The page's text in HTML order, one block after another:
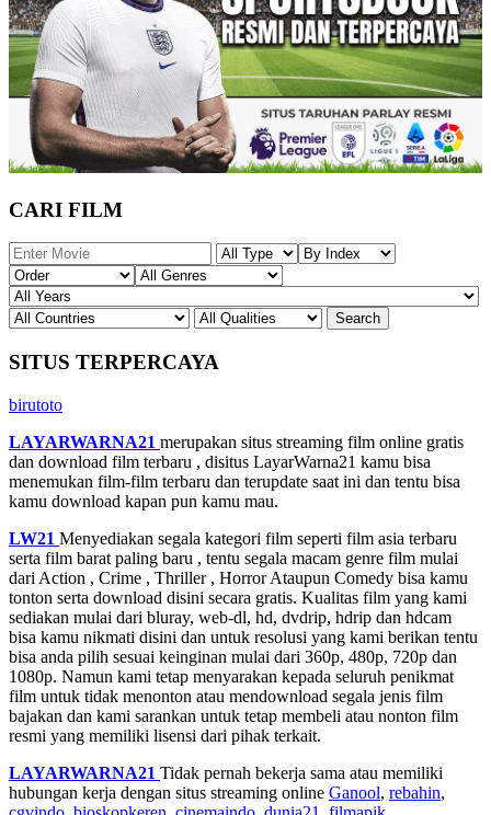
CARI FILM
SITUS TERPERCAYA
birutoto
LAYARWARNA21 merupakan situs streaming film online gratis
dan download film terbaru , disitus LayarWarna21 kamu bisa
menemukan film-film terbaru dan terupdate saat ini dan tentu bisa
kamu download kapan pun kamu mau.
LW21 Menyediakan segala kategori film seperti film asia terbaru
serta film barat paling baru , tentu segala macam genre film mulai
dari Action , Crime , Thriller , Horror Ataupun Comedy bisa kamu
tonton serta download disini secara gratis. Kualitas film yang kami
sediakan mulai dari bluray, web-dl, hd, dvdrip, hdrip dan hdcam
bisa kamu nikmati disini dan untuk resolusi yang kami berikan tentu
bisa anda pilih sesuai keinginan mulai dari 360p, 480p, 720p dan
1080p. Namun kami tetap menyarakan kepada seluruh penikmat
film untuk tidak menonton atau mendownload segala jenis film
bajakan dan kami sarankan untuk tetap membeli atau nonton film
resmi yang memiliki lisensi dari pihak terkait.
LAYARWARNA21 Tidak pernah bekerja sama atau memiliki
hubungan kerja dengan situs streaming online Ganool, rebahin,